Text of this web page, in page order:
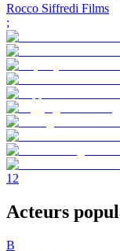
Rocco Siffredi Films
;
1 2
Acteurs
B